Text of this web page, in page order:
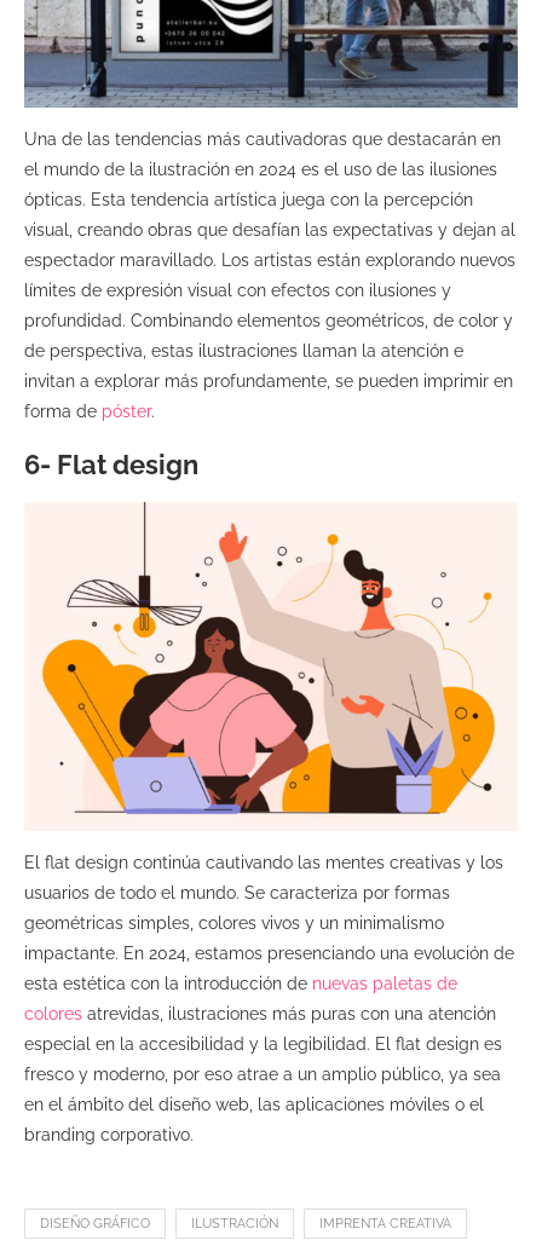
Una de las tendencias más cautivadoras que destacarán en
el mundo de la ilustración en 2024 es el uso de las ilusiones
ópticas. Esta tendencia artística juega con la percepción
visual, creando obras que desafían las expectativas y dejan al
espectador maravillado. Los artistas están explorando nuevos
límites de expresión visual con efectos con ilusiones y
profundidad. Combinando elementos geométricos, de color y
de perspectiva, estas ilustraciones llaman la atención e
invitan a explorar más profundamente, se pueden imprimir en
forma de póster.
6- Flat design
El flat design continúa cautivando las mentes creativas y los
usuarios de todo el mundo. Se caracteriza por formas
geométricas simples, colores vivos y un minimalismo
impactante. En 2024, estamos presenciando una evolución de
esta estética con la introducción de nuevas paletas de
colores atrevidas, ilustraciones más puras con una atención
especial en la accesibilidad y la legibilidad. El flat design es
fresco y moderno, por eso atrae a un amplio público, ya sea
en el ámbito del diseño web, las aplicaciones móviles o el
branding corporativo.
DISEÑO GRÁFICO ILUSTRACIÓN IMPRENTA CREATIVA